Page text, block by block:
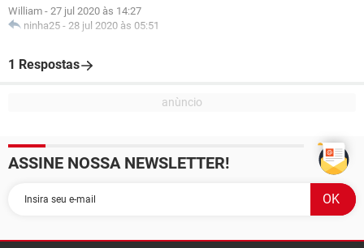
William - 27 jul 2020 às 14:27
ninha25 - 28 jul 2020 às 05:51
1 Respostas
ASSINE NOSSA NEWSLETTER!